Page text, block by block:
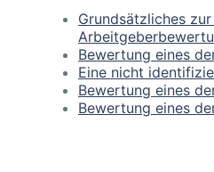
Grundsätzliches
Bewertung eines
Eine nicht
Bewertung eines
Bewertung eines